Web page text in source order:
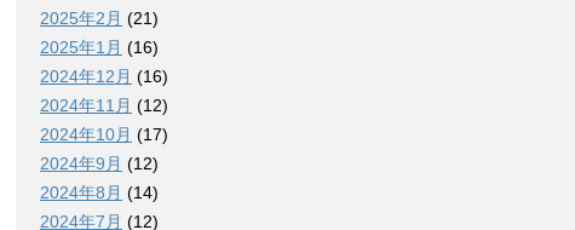
2025年2月 (21)
2025年1月 (16)
2024年12月 (16)
2024年11月 (12)
2024年10月 (17)
2024年9月 (12)
2024年8月 (14)
2024年7月 (12)